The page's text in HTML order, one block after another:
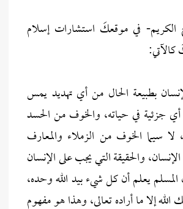
في موقعكَ استشارات إسلام
بطبيعة الحال من أي تهديد يمس
أي جزئية في حياته، والخوف من الحسد
سيما الخوف من الزملاء والمعارف
والحقيقة التي يجب على الإنسان
يعلم أن كل شيء بيد الله وحده،
الله إلا ما أراده تعالى، وهذا هو مفهوم